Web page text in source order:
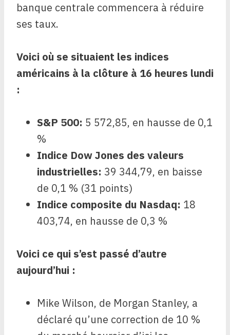
banque centrale commencera à réduire
ses taux.
Voici où se situaient les indices
américains à la clôture à 16 heures lundi
:
S&P 500: 5 572,85, en hausse de 0,1
%
Indice Dow Jones des valeurs
industrielles: 39 344,79, en baisse
de 0,1 % (31 points)
Indice composite du Nasdaq: 18
403,74, en hausse de 0,3 %
Voici ce qui s’est passé d’autre
aujourd’hui :
Mike Wilson, de Morgan Stanley, a
déclaré qu’une correction de 10 %